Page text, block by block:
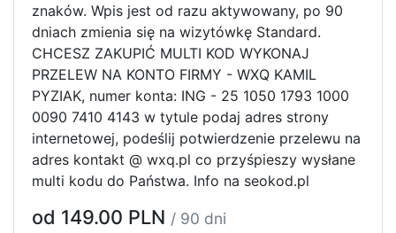
znaków. Wpis jest od razu aktywowany, po 90
dniach zmienia się na wizytówkę Standard.
CHCESZ ZAKUPIĆ MULTI KOD WYKONAJ
PRZELEW NA KONTO FIRMY - WXQ KAMIL
PYZIAK, numer konta: ING - 25 1050 1793 1000
0090 7410 4143 w tytule podaj adres strony
internetowej, podeślij potwierdzenie przelewu na
adres kontakt @ wxq.pl co przyśpieszy wysłane
multi kodu do Państwa. Info na seokod.pl
od 149.00 PLN / 90 dni